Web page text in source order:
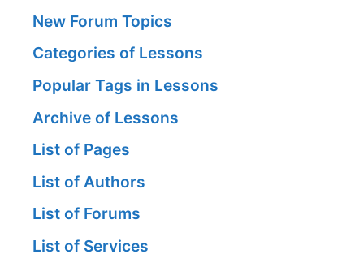
New Forum Topics
Categories of Lessons
Popular Tags in Lessons
Archive of Lessons
List of Pages
List of Authors
List of Forums
List of Services